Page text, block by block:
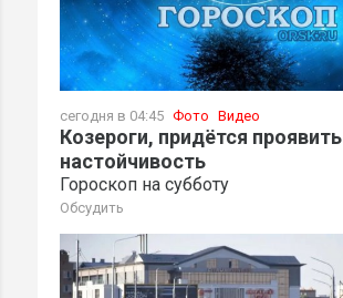
сегодня в 04:45 Фото Видео
Козероги, придётся проявить
настойчивость
Гороскоп на субботу
Обсудить